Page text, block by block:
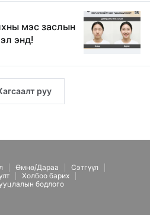
мэс заслын
энд!
руу
Өмнө/Дараа
Сэтгүүл
Холбоо барих
бодлого